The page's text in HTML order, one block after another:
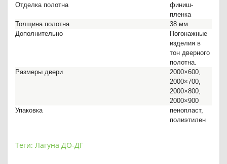
Отделка полотна
финиш-
пленка
Толщина полотна
38 мм
Дополнительно
Погонажные
изделия в
тон дверного
полотна.
Размеры двери
2000×600,
2000×700,
2000×800,
2000×900
Упаковка
пенопласт,
полиэтилен
Теги: Лагуна ДО-ДГ